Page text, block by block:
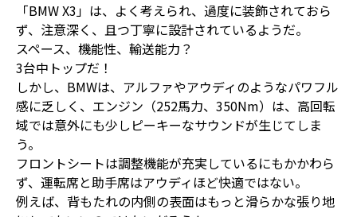
「BMW X3」は、よく考えられ、過度に装飾されておら
ず、注意深く、且つ丁寧に設計されているようだ。
スペース、機能性、輸送能力？
3台中トップだ！
しかし、BMWは、アルファやアウディのようなパワフル
感に乏しく、エンジン（252馬力、350Nm）は、高回転
域では意外にも少しピーキーなサウンドが生じてしま
う。
フロントシートは調整機能が充実しているにもかかわら
ず、運転席と助手席はアウディほど快適ではない。
例えば、背もたれの内側の表面はもっと滑らかな張り地